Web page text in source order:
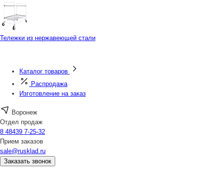
Тележки из нержавеющей стали
Каталог товаров
Распродажа
Изготовление на заказ
Воронеж
Отдел продаж
8 48439 7-25-32
Прием заказов
sale@rusklad.ru
Заказать звонок